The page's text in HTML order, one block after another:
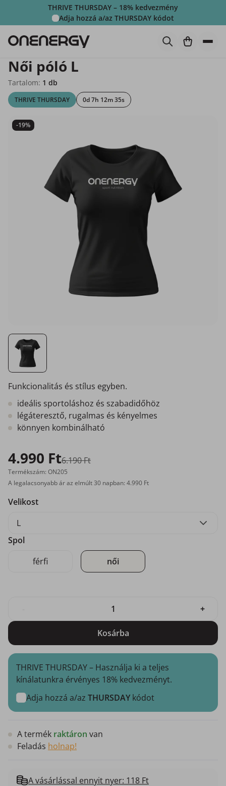
THRIVE THURSDAY – 18% kedvezmény
Adja hozzá a/az THURSDAY kódot
Női póló L
Tartalom: 1 db
THRIVE THURSDAY 0d 7h 12m 34s
-19%
Funkcionalitás és stílus egyben.
ideális sportoláshoz és szabadidőhöz
légáteresztő, rugalmas és kényelmes
könnyen kombinálható
4.990 Ft6.190 Ft
Termékszám: ON205
A legalacsonyabb ár az elmúlt 30 napban: 4.990 Ft
Velikost
L
Spol
férfi
női
+
Kosárba
THRIVE THURSDAY – Használja ki a teljes
kínálatunkra érvényes 18% kedvezményt.
Adja hozzá a/az THURSDAY kódot
A termék raktáron van
Feladás holnap!
A vásárlással ennyit nyer: 118 Ft